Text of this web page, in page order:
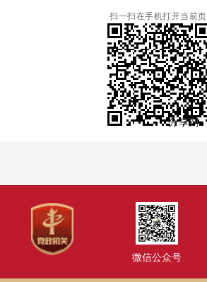
扫一扫在手机打开当前页
分享到:
微信公众号